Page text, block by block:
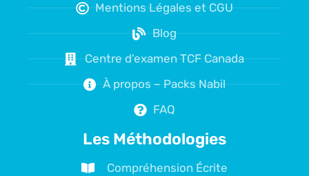
Mentions Légales et CGU
Blog
Centre d'examen TCF Canada
À propos – Packs Nabil
FAQ
Les Méthodologies
Compréhension Écrite